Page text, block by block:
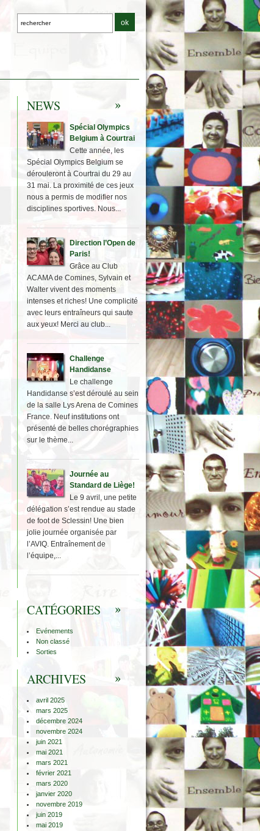
NEWS
Spécial Olympics
Belgium à Courtrai
Cette année, les
Spécial Olympics Belgium se
dérouleront à Courtrai du 29 au
31 mai. La proximité de ces jeux
nous a permis de modifier nos
disciplines sportives. Nous...
Direction l’Open de
Paris!
Grâce au Club
ACAMA de Comines, Sylvain et
Walter vivent des moments
intenses et riches! Une complicité
avec leurs entraîneurs qui saute
aux yeux! Merci au club...
Challenge
Handidanse
Le challenge
Handidanse s’est déroulé au sein
de la salle Lys Arena de Comines
France. Neuf institutions ont
présenté de belles chorégraphies
sur le thème...
Journée au
Standard de Liège!
Le 9 avril, une petite
délégation s’est rendue au stade
de foot de Sclessin! Une bien
jolie journée organisée par
l’AVIQ. Entraînement de
l’équipe,...
CATÉGORIES
Evénements
Non classé
Sorties
ARCHIVES
avril 2025
mars 2025
décembre 2024
novembre 2024
juin 2021
mai 2021
mars 2021
février 2021
mars 2020
janvier 2020
novembre 2019
juin 2019
mai 2019